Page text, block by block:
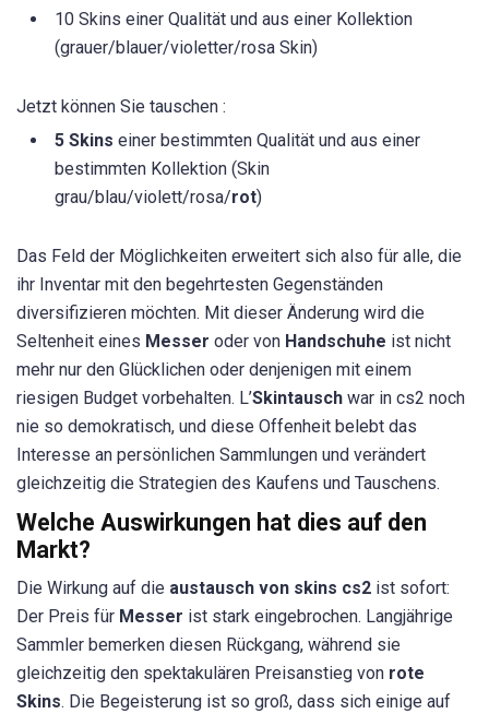
10 Skins einer Qualität und aus einer Kollektion
(grauer/blauer/violetter/rosa Skin)
Jetzt können Sie tauschen :
5 Skins einer bestimmten Qualität und aus einer
bestimmten Kollektion (Skin
grau/blau/violett/rosa/rot)
Das Feld der Möglichkeiten erweitert sich also für alle, die
ihr Inventar mit den begehrtesten Gegenständen
diversifizieren möchten. Mit dieser Änderung wird die
Seltenheit eines Messer oder von Handschuhe ist nicht
mehr nur den Glücklichen oder denjenigen mit einem
riesigen Budget vorbehalten. L’Skintausch war in cs2 noch
nie so demokratisch, und diese Offenheit belebt das
Interesse an persönlichen Sammlungen und verändert
gleichzeitig die Strategien des Kaufens und Tauschens.
Welche Auswirkungen hat dies auf den
Markt?
Die Wirkung auf die austausch von skins cs2 ist sofort:
Der Preis für Messer ist stark eingebrochen. Langjährige
Sammler bemerken diesen Rückgang, während sie
gleichzeitig den spektakulären Preisanstieg von rote
Skins. Die Begeisterung ist so groß, dass sich einige auf